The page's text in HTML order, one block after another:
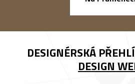
DESIGNÉRSKÁ
DESIGN